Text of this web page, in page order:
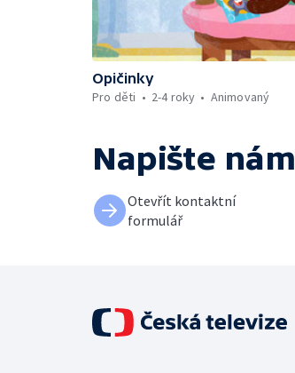
Opičinky
Pro děti
2-4 roky Animovaný
Napište nám
Otevřít kontaktní
formulář